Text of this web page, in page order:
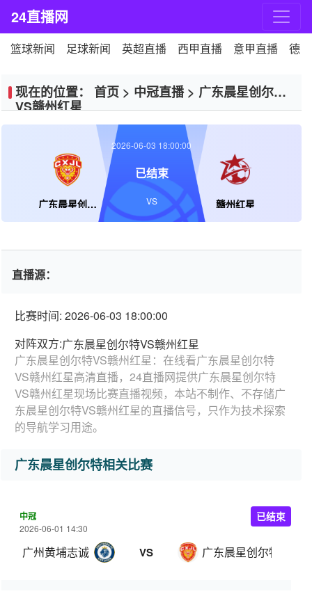
24直播网
篮球新闻 足球新闻 英超直播 西甲直播 意甲直播 德
现在的位置： 首页 > 中冠直播> 广东晨星创尔特
VS赣州红星
广东晨星创尔特 赣州红星
2026-06-03 18:00:00
已结束
VS
直播源：
比赛时间: 2026-06-03 18:00:00
对阵双方:广东晨星创尔特VS赣州红星
广东晨星创尔特VS赣州红星：在线看广东晨星创尔特
VS赣州红星高清直播，24直播网提供广东晨星创尔特
VS赣州红星现场比赛直播视频，本站不制作、不存储广
东晨星创尔特VS赣州红星的直播信号，只作为技术探索
的导航学习用途。
广东晨星创尔特相关比赛
中冠
2026-06-01 14:30
广州黄埔志诚 VS 广东晨星创尔特
已结束